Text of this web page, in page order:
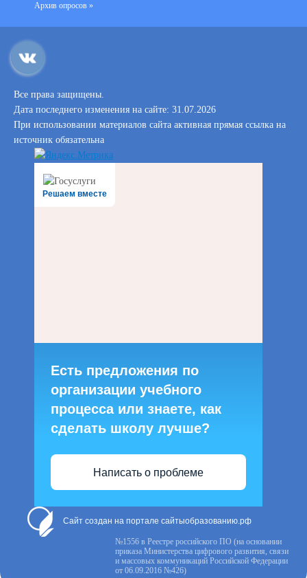
Архив опросов »
Все права защищены.
Дата последнего изменения на сайте: 31.07.2026
При использовании материалов сайта активная прямая ссылка на
источник обязательна
Решаем вместе
Есть предложения по
организации учебного
процесса или знаете, как
сделать школу лучше?
Написать о проблеме
Сайт создан на портале сайтыобразованию.рф
№1556 в Реестре российского ПО (на основании
приказа Министерства цифрового развития, связи
и массовых коммуникаций Российской Федерации
от 06.09.2016 №426)